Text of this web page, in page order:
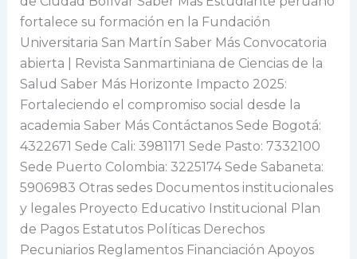
fortalece su formación en la Fundación
Universitaria San Martín Saber Más Convocatoria
abierta | Revista Sanmartiniana de Ciencias de la
Salud Saber Más Horizonte Impacto 2025:
Fortaleciendo el compromiso social desde la
academia Saber Más Contáctanos Sede Bogotá:
4322671 Sede Cali: 3981171 Sede Pasto: 7332100
Sede Puerto Colombia: 3225174 Sede Sabaneta:
5906983 Otras sedes Documentos institucionales
y legales Proyecto Educativo Institucional Plan
de Pagos Estatutos Políticas Derechos
Pecuniarios Reglamentos Financiación Apoyos